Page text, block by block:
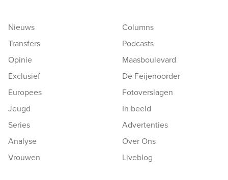
Nieuws
Transfers
Opinie
Exclusief
Europees
Jeugd
Series
Analyse
Vrouwen
Columns
Podcasts
Maasboulevard
De Feijenoorder
Fotoverslagen
In beeld
Advertenties
Over Ons
Liveblog